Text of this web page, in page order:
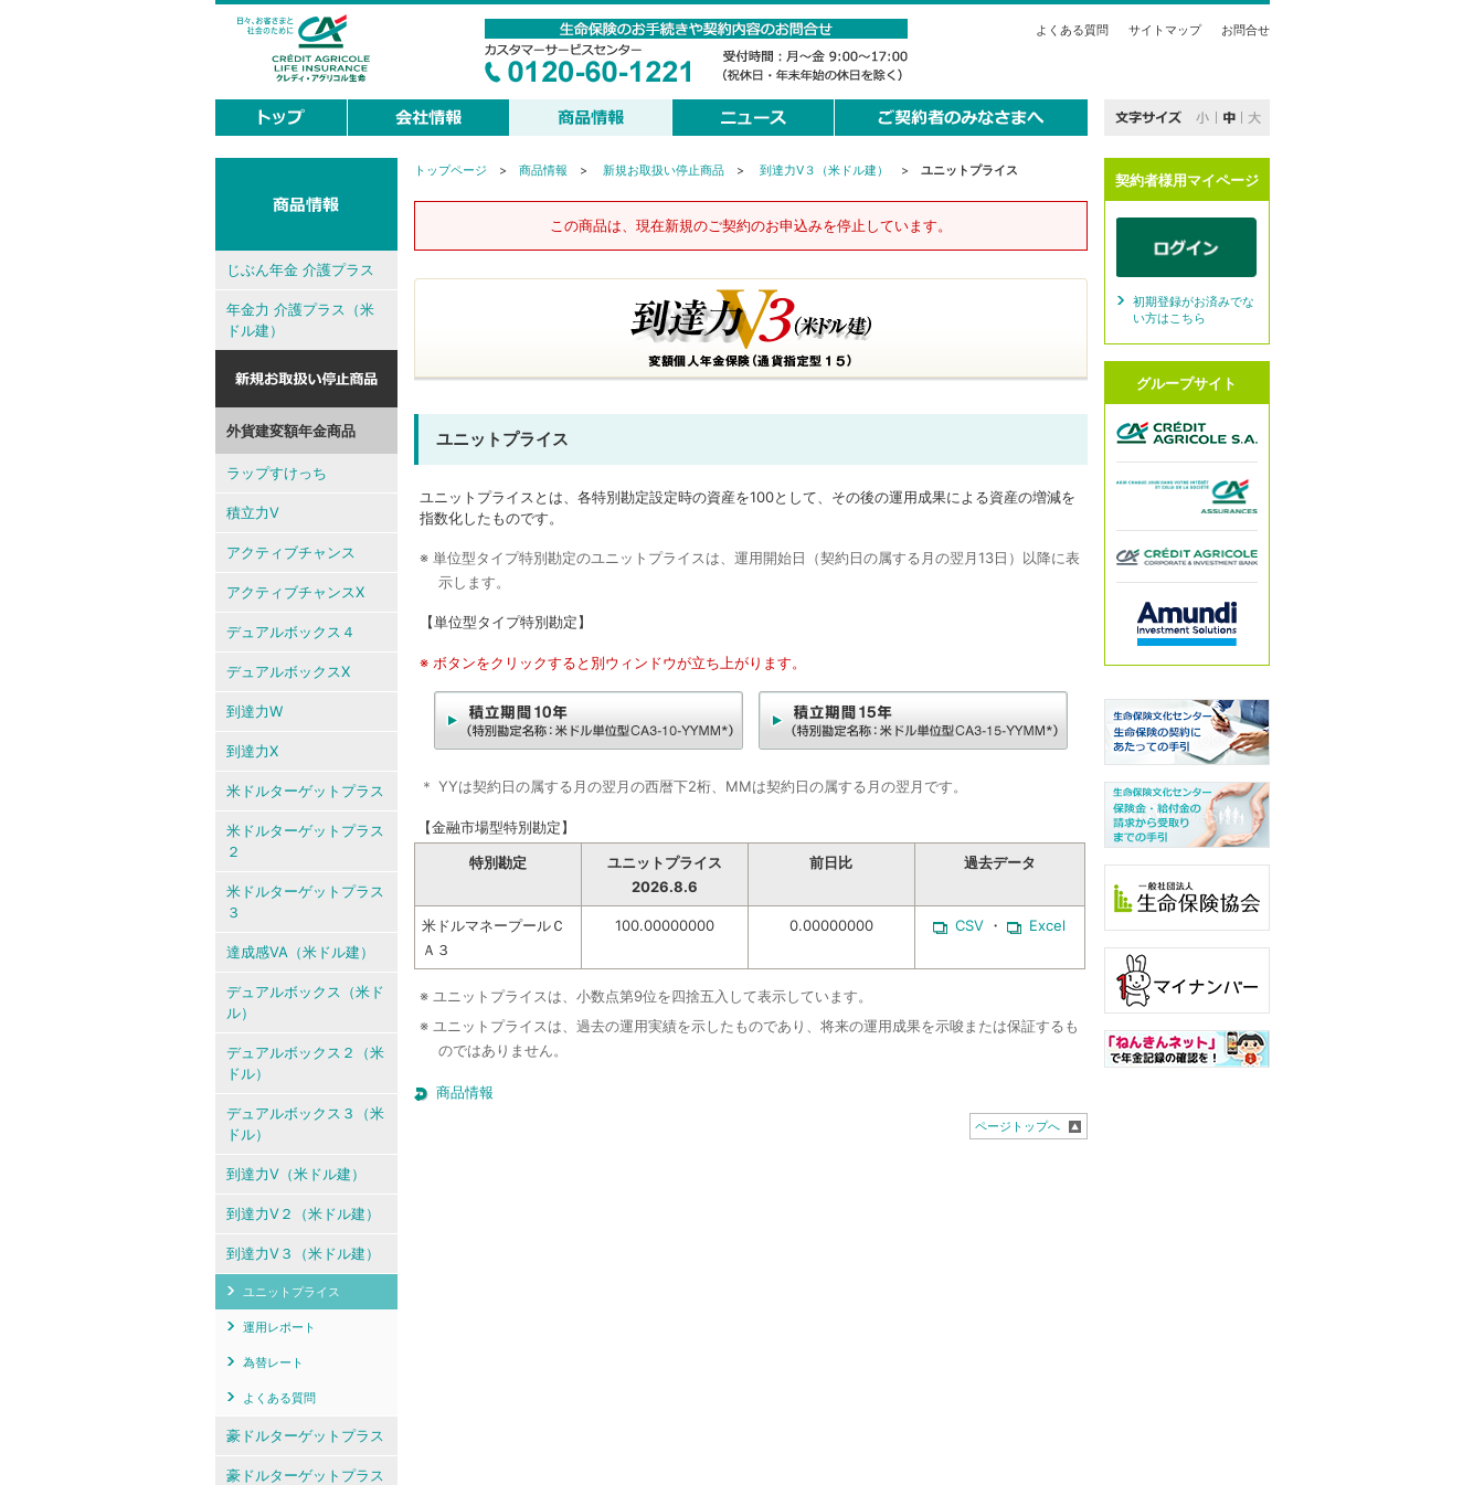
よくある質問 サイトマップ お問合せ
現
トップページ > 商品情報 > 新規お取扱い停止商品> 到達力V３（米ドル建） > ユニットプライス
この商品は、現在新規のご契約のお申込みを停止しています。
ユニットプライス
ユニットプライスとは、各特別勘定設定時の資産を100として、その後の運用成果による資産の増減を
指数化したものです。
※ 単位型タイプ特別勘定のユニットプライスは、運用開始日（契約日の属する月の翌月13日）以降に表
示します。
【単位型タイプ特別勘定】
※ ボタンをクリックすると別ウィンドウが立ち上がります。
＊ YYは契約日の属する月の翌月の西暦下2桁、MMは契約日の属する月の翌月です。
【金融市場型特別勘定】
特別勘定
ユニットプライス
2026.8.6
前日比 過去データ
米ドルマネープールＣ
Ａ３
100.00000000 0.00000000 CSV ・ Excel
※ ユニットプライスは、小数点第9位を四捨五入して表示しています。
※ ユニットプライスは、過去の運用実績を示したものであり、将来の運用成果を示唆または保証するも
のではありません。
商品情報
ページトップへ
じぶん年金 介護プラス
年金力 介護プラス（米
ドル建）
外貨建変額年金商品
ラップすけっち
積立力V
アクティブチャンス
アクティブチャンスX
デュアルボックス４
デュアルボックスX
到達力W
到達力X
米ドルターゲットプラス
米ドルターゲットプラス
２
米ドルターゲットプラス
３
達成感VA（米ドル建）
デュアルボックス（米ド
ル）
デュアルボックス２（米
ドル）
デュアルボックス３（米
ドル）
到達力V（米ドル建）
到達力V２（米ドル建）
到達力V３（米ドル建）
ユニットプライス
運用レポート
為替レート
よくある質問
豪ドルターゲットプラス
豪ドルターゲットプラス
契約者様用マイページ
初期登録がお済みでな
い方はこちら
グループサイト